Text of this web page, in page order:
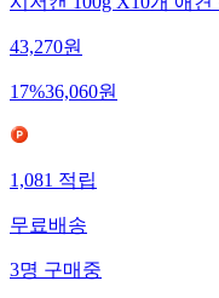
시저캔 100g X10개 애
43,270원
17%36,060원
1,081적립
무료배송
3명구매중